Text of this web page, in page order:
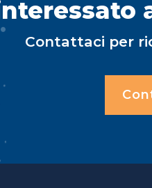
Contattaci per